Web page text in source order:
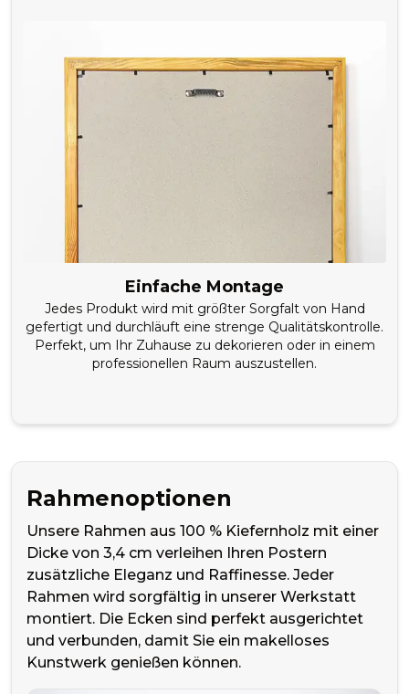
Einfache Montage
Jedes Produkt wird mit größter Sorgfalt von Hand
gefertigt und durchläuft eine strenge Qualitätskontrolle.
Perfekt, um Ihr Zuhause zu dekorieren oder in einem
professionellen Raum auszustellen.
Rahmenoptionen
Unsere Rahmen aus 100 % Kiefernholz mit einer
Dicke von 3,4 cm verleihen Ihren Postern
zusätzliche Eleganz und Raffinesse. Jeder
Rahmen wird sorgfältig in unserer Werkstatt
montiert. Die Ecken sind perfekt ausgerichtet
und verbunden, damit Sie ein makelloses
Kunstwerk genießen können.